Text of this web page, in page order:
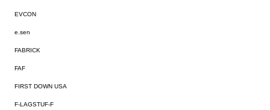
EVCON
e.sen
FABRICK
FAF
FIRST DOWN USA
F-LAGSTUF-F